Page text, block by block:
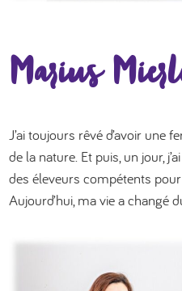
Marius
J’ai toujours rêvé d’avoir une
de la nature. Et puis, un jour,
des éleveurs compétents
Aujourd’hui, ma vie a changé